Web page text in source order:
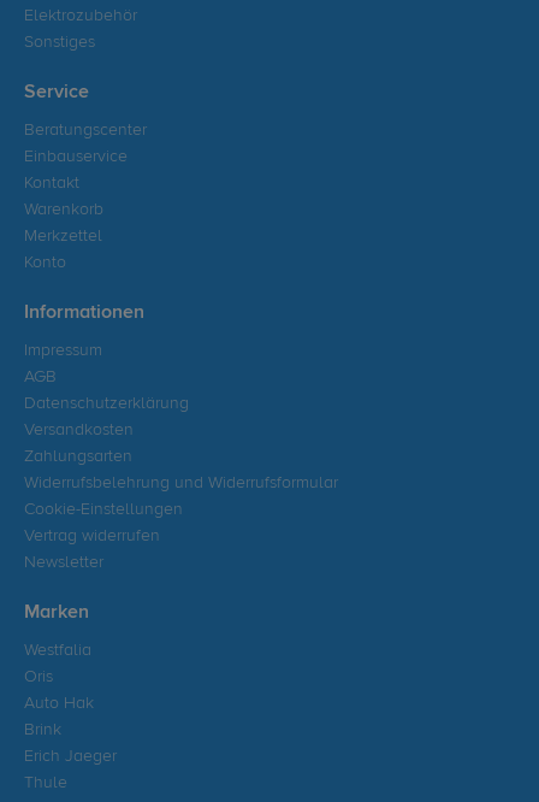
Elektrozubehör
Sonstiges
Service
Beratungscenter
Einbauservice
Kontakt
Warenkorb
Merkzettel
Konto
Informationen
Impressum
AGB
Datenschutzerklärung
Versandkosten
Zahlungsarten
Widerrufsbelehrung und Widerrufsformular
Cookie-Einstellungen
Vertrag widerrufen
Newsletter
Marken
Westfalia
Oris
Auto Hak
Brink
Erich Jaeger
Thule